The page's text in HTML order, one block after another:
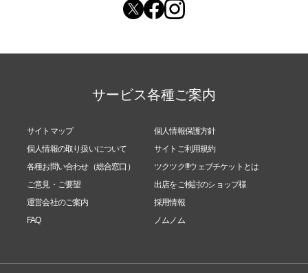
サービス各種ご案内
サイトマップ
個人情報保護方針
個人情報の取り扱いについて
サイトご利用規約
各種お問い合わせ（総合窓口）
ツクツク!!!ウェブチケットとは
ご意見・ご要望
出店をご検討のショップ様
運営会社のご案内
採用情報
FAQ
ノムノム